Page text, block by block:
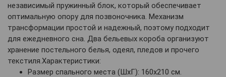
независимый пружинный блок, который обеспечивает
оптимальную опору для позвоночника. Механизм
трансформации простой и надежный, поэтому подходит
для ежедневного сна. Два бельевых короба организуют
хранение постельного белья, одеял, пледов и прочего
текстиля.Характеристики:
Размер спального места (ШхГ): 160х210 см.